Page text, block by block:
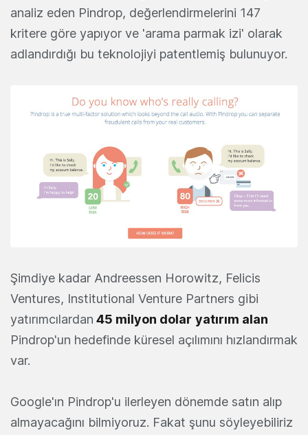
analiz eden Pindrop, değerlendirmelerini 147
kritere göre yapıyor ve 'arama parmak izi' olarak
adlandırdığı bu teknolojiyi patentlemiş bulunuyor.
Şimdiye kadar Andreessen Horowitz, Felicis
Ventures, Institutional Venture Partners gibi
yatırımcılardan 45 milyon dolar yatırım alan
Pindrop'un hedefinde küresel açılımını hızlandırmak
var.
Google'ın Pindrop'u ilerleyen dönemde satın alıp
almayacağını bilmiyoruz. Fakat şunu söyleyebiliriz